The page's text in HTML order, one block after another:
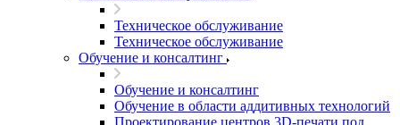
Техническое обслуживание
Техническое обслуживание
Обучение и консалтинг
Обучение и консалтинг
Обучение в области аддитивных технологий
Проектирование центров 3D-печати под